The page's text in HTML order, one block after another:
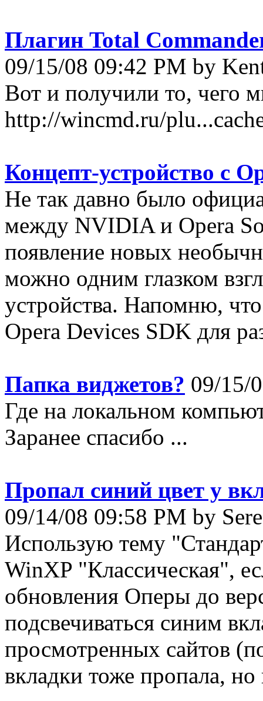
Плагин Total
09/15/08 09:42 PM by
Вот и получили то, чего
http://wincmd.ru/
Концепт-устройство с
Не так давно было
между NVIDIA и Opera
появление новых
можно одним глазком
устройства. Напомню,
Opera Devices SDK для
Папка виджетов? 09/15/
Где на локальном
Заранее спасибо ...
Пропал синий цвет у
09/14/08 09:58 PM by
Использую тему
WinXP "Классическая",
обновления Оперы до
подсвечиваться синим
просмотренных сайтов
вкладки тоже пропала,